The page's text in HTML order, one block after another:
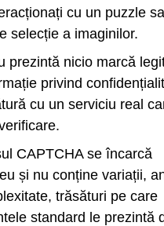
cu un puzzle
selecție a imaginilor.
prezintă nicio marcă
privind
cu un serviciu real
CAPTCHA se încarcă
și nu conține variații,
trăsături pe care
standard le prezintă